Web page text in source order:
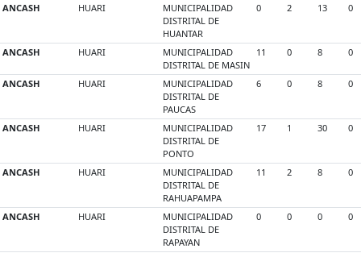
ANCASH HUARI
MUNICIPALIDAD
DISTRITAL DE
HUANTAR
0 2 13 0
ANCASH HUARI
MUNICIPALIDAD
DISTRITAL DE MASIN
11 0 8 0
ANCASH HUARI
MUNICIPALIDAD
DISTRITAL DE
PAUCAS
6 0 8 0
ANCASH HUARI
MUNICIPALIDAD
DISTRITAL DE
PONTO
17 1 30 0
ANCASH HUARI
MUNICIPALIDAD
DISTRITAL DE
RAHUAPAMPA
11 2 8 0
ANCASH HUARI
MUNICIPALIDAD
DISTRITAL DE
RAPAYAN
0 0 0 0